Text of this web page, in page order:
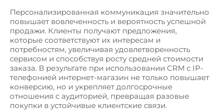
Персонализированная коммуникация значительно
повышает вовлеченность и вероятность успешной
продажи. Клиенты получают предложения,
которые соответствуют их интересам и
потребностям, увеличивая удовлетворенность
сервисом и способствуя росту средней стоимости
заказа. В результате при использовании CRM с IP-
телефонией интернет-магазин не только повышает
конверсию, но и укрепляет долгосрочные
отношения с аудиторией, превращая разовые
покупки в устойчивые клиентские связи.